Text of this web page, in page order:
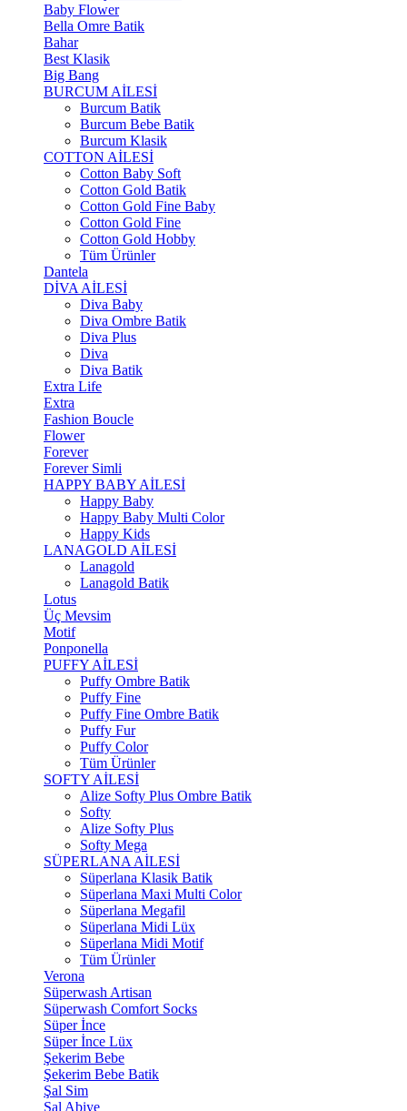
Baby Flower
Bella Omre Batik
Bahar
Best Klasik
Big Bang
BURCUM AİLESİ
Burcum Batik
Burcum Bebe Batik
Burcum Klasik
COTTON AİLESİ
Cotton Baby Soft
Cotton Gold Batik
Cotton Gold Fine Baby
Cotton Gold Fine
Cotton Gold Hobby
Tüm Ürünler
Dantela
DİVA AİLESİ
Diva Baby
Diva Ombre Batik
Diva Plus
Diva
Diva Batik
Extra Life
Extra
Fashion Boucle
Flower
Forever
Forever Simli
HAPPY BABY AİLESİ
Happy Baby
Happy Baby Multi Color
Happy Kids
LANAGOLD AİLESİ
Lanagold
Lanagold Batik
Lotus
Üç Mevsim
Motif
Ponponella
PUFFY AİLESİ
Puffy Ombre Batik
Puffy Fine
Puffy Fine Ombre Batik
Puffy Fur
Puffy Color
Tüm Ürünler
SOFTY AİLESİ
Alize Softy Plus Ombre Batik
Softy
Alize Softy Plus
Softy Mega
SÜPERLANA AİLESİ
Süperlana Klasik Batik
Süperlana Maxi Multi Color
Süperlana Megafil
Süperlana Midi Lüx
Süperlana Midi Motif
Tüm Ürünler
Verona
Süperwash Artisan
Süperwash Comfort Socks
Süper İnce
Süper İnce Lüx
Şekerim Bebe
Şekerim Bebe Batik
Şal Sim
Şal Abiye